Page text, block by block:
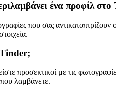
ένα προφίλ
που σας
προσεκτικοί με τις
λαμβάνετε.